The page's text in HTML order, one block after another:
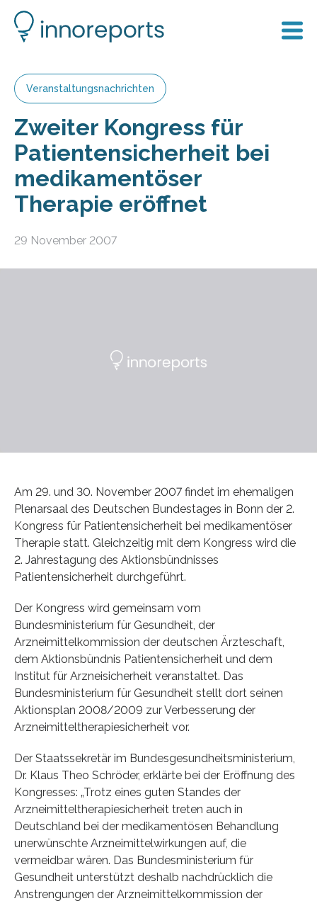
Veranstaltungsnachrichten
Zweiter Kongress für
Patientensicherheit bei
medikamentöser
Therapie eröffnet
29 November 2007
Am 29. und 30. November 2007 findet im ehemaligen
Plenarsaal des Deutschen Bundestages in Bonn der 2.
Kongress für Patientensicherheit bei medikamentöser
Therapie statt. Gleichzeitig mit dem Kongress wird die
2. Jahrestagung des Aktionsbündnisses
Patientensicherheit durchgeführt.
Der Kongress wird gemeinsam vom
Bundesministerium für Gesundheit, der
Arzneimittelkommission der deutschen Ärzteschaft,
dem Aktionsbündnis Patientensicherheit und dem
Institut für Arzneisicherheit veranstaltet. Das
Bundesministerium für Gesundheit stellt dort seinen
Aktionsplan 2008/2009 zur Verbesserung der
Arzneimitteltherapiesicherheit vor.
Der Staatssekretär im Bundesgesundheitsministerium,
Dr. Klaus Theo Schröder, erklärte bei der Eröffnung des
Kongresses: „Trotz eines guten Standes der
Arzneimitteltherapiesicherheit treten auch in
Deutschland bei der medikamentösen Behandlung
unerwünschte Arzneimittelwirkungen auf, die
vermeidbar wären. Das Bundesministerium für
Gesundheit unterstützt deshalb nachdrücklich die
Anstrengungen der Arzneimittelkommission der